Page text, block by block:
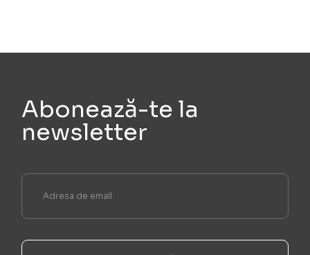
Abonează-te la
newsletter